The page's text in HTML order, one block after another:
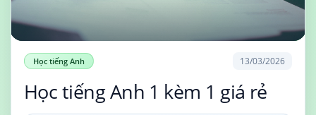
Học tiếng Anh 13/03/2026
Học tiếng Anh 1 kèm 1 giá rẻ